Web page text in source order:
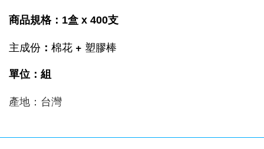
商品規格：1盒 x 400支
主成份 ： 棉花 + 塑膠棒
單位：組
產地：台灣